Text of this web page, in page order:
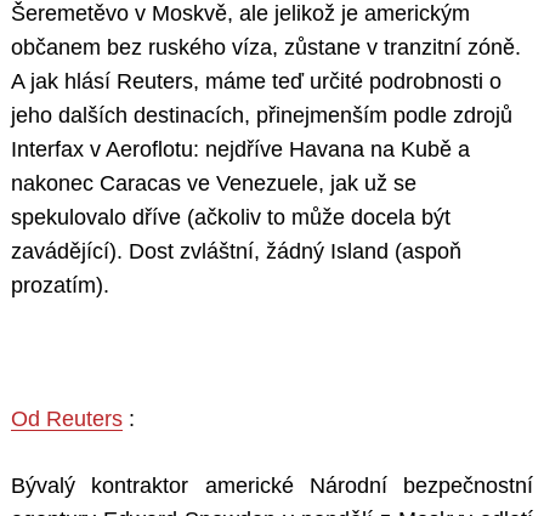
Šeremetěvo v Moskvě, ale jelikož je americkým
občanem bez ruského víza, zůstane v tranzitní zóně.
A jak hlásí Reuters, máme teď určité podrobnosti o
jeho dalších destinacích, přinejmenším podle zdrojů
Interfax v Aeroflotu: nejdříve Havana na Kubě a
nakonec Caracas ve Venezuele, jak už se
spekulovalo dříve (ačkoliv to může docela být
zavádějící). Dost zvláštní, žádný Island (aspoň
prozatím).
Od Reuters :
Bývalý kontraktor americké Národní bezpečnostní